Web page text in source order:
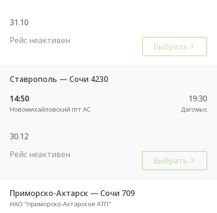
31.10
Рейс неактивен
Выбрать
Ставрополь — Сочи 4230
14:50
Новомихайловский пгт АС
19:30
Дагомыс
30.12
Рейс неактивен
Выбрать
Приморско-Ахтарск — Сочи 709
НАО "приморско-Ахтарское АТП"